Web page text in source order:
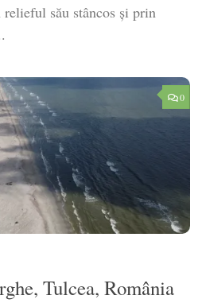
său stâncos și prin
0
Tulcea, România